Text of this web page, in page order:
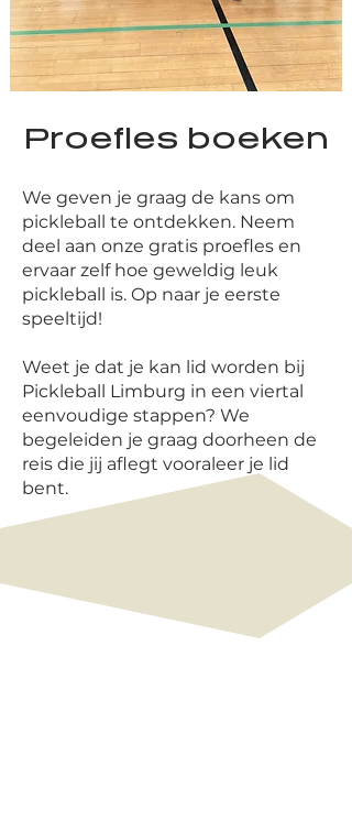
Proefles boeken
We geven je graag de kans om
pickleball te ontdekken. Neem
deel aan onze gratis proefles en
ervaar zelf hoe geweldig leuk
pickleball is. Op naar je eerste
speeltijd!
Weet je dat je kan lid worden bij
Pickleball Limburg in een viertal
eenvoudige stappen? We
begeleiden je graag doorheen de
reis die jij aflegt vooraleer je lid
bent.